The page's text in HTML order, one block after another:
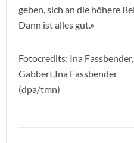
geben, sich an die höhere
Dann ist alles gut.»
Fotocredits: Ina
Gabbert,Ina Fassbender
(dpa/tmn)